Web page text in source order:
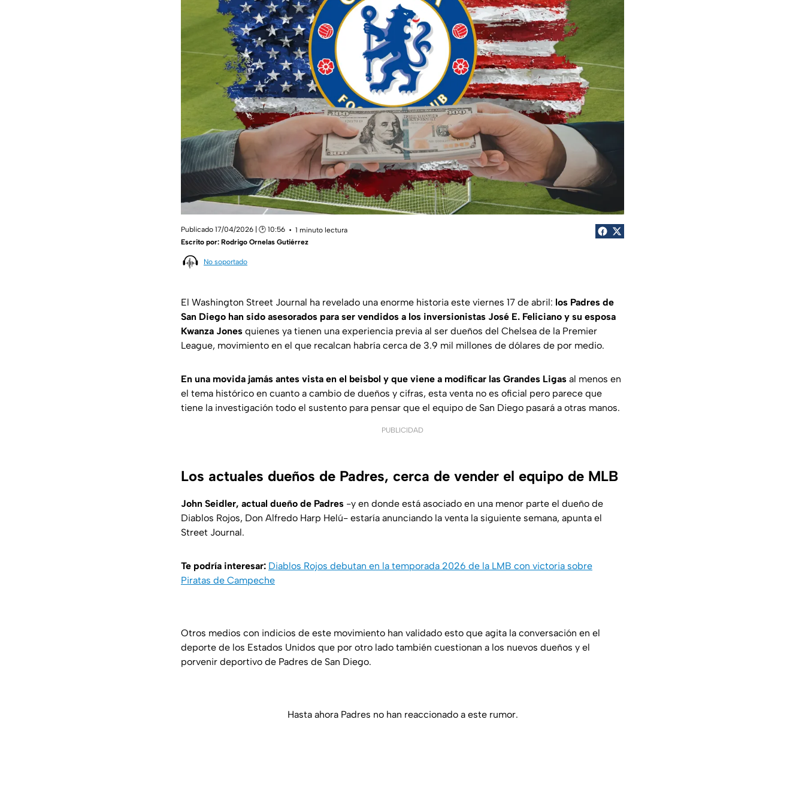
Publicado 17/04/2026 | 🕑 10:56
1 minuto lectura
Escrito por: Rodrigo Ornelas Gutiérrez
No soportado
El Washington Street Journal ha revelado una enorme historia este viernes 17 de abril: los Padres de
San Diego han sido asesorados para ser vendidos a los inversionistas José E. Feliciano y su esposa
Kwanza Jones quienes ya tienen una experiencia previa al ser dueños del Chelsea de la Premier
League, movimiento en el que recalcan habría cerca de 3.9 mil millones de dólares de por medio.
En una movida jamás antes vista en el beisbol y que viene a modificar las Grandes Ligas al menos en
el tema histórico en cuanto a cambio de dueños y cifras, esta venta no es oficial pero parece que
tiene la investigación todo el sustento para pensar que el equipo de San Diego pasará a otras manos.
PUBLICIDAD
Los actuales dueños de Padres, cerca de vender el equipo de MLB
John Seidler, actual dueño de Padres -y en donde está asociado en una menor parte el dueño de
Diablos Rojos, Don Alfredo Harp Helú- estaría anunciando la venta la siguiente semana, apunta el
Street Journal.
Te podría interesar: Diablos Rojos debutan en la temporada 2026 de la LMB con victoria sobre
Piratas de Campeche
Otros medios con indicios de este movimiento han validado esto que agita la conversación en el
deporte de los Estados Unidos que por otro lado también cuestionan a los nuevos dueños y el
porvenir deportivo de Padres de San Diego.
Hasta ahora Padres no han reaccionado a este rumor.